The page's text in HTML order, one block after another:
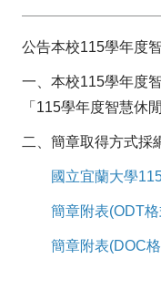
公告本校115學年度
一、本校115學年度
「115學年度智慧休
二、簡章取得方式採
國立宜蘭大學
簡章附表(ODT
簡章附表(DOC